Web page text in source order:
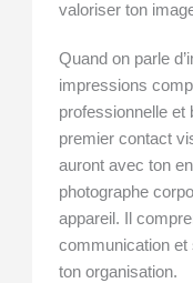
valoriser ton
Quand on parle
impressions
professionnelle et
premier contact
auront avec ton
photographe
appareil. Il
communication et
ton organisation.